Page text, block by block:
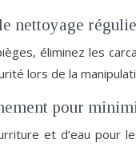
nettoyage
éliminez les
lors de la
pour
et d’eau pour